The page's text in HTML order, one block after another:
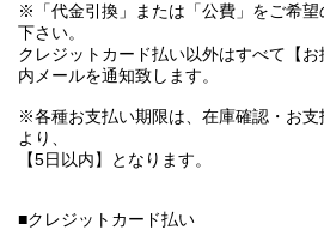
※「代金引換」または「公費」をご希
下さい。
クレジットカード払い以外はすべて【
内メールを通知致します。
※各種お支払い期限は、在庫確認・お
より、
【5日以内】となります。
■クレジットカード払い